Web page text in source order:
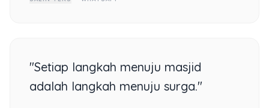
"Setiap langkah menuju masjid
adalah langkah menuju surga."